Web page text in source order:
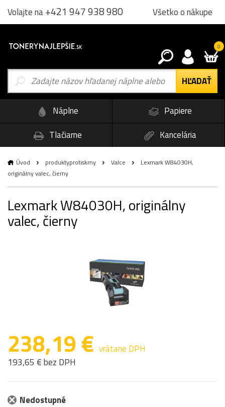
Volajte na+421 947 938 980 Všetko o nákupe
0
Náplne
Papiere
Tlačiarne
Kancelária
Úvod produktyprotiskrny Valce
Lexmark W84030H,
originálny valec, čierny
Lexmark W84030H, originálny
valec, čierny
238,19 € vrátane DPH
193,65 € bez DPH
Nedostupné